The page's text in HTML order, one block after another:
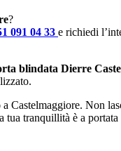
?
091 04 33 e richiedi
blindata Dierre
Castelmaggiore. Non
tua tranquillità è a